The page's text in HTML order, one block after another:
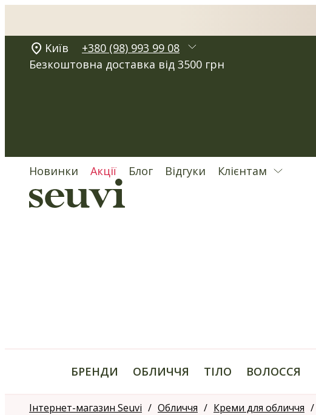
Kиїв
+380 (98) 993 99 08
Безкоштовна доставка від 3500 грн
Новинки Акції Блог Відгуки Клієнтам
БРЕНДИ ОБЛИЧЧЯ ТІЛО ВОЛОССЯ
Інтернет-магазин Seuvi Обличчя Креми для обличчя